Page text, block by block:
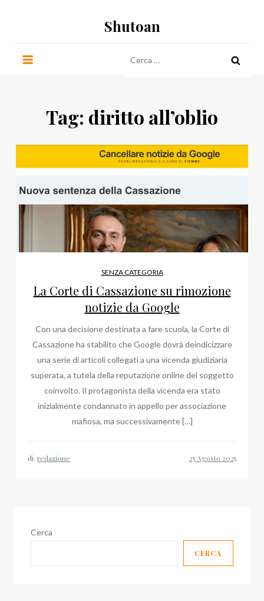
Shutoan
per:
Tag: diritto all’oblio
SENZA CATEGORIA
La Corte di Cassazione su rimozione
notizie da Google
Con una decisione destinata a fare scuola, la Corte di
Cassazione ha stabilito che Google dovrà deindicizzare
una serie di articoli collegati a una vicenda giudiziaria
superata, a tutela della reputazione online del soggetto
coinvolto. Il protagonista della vicenda era stato
inizialmente condannato in appello per associazione
mafiosa, ma successivamente […]
di:redazione
Cerca
CERCA